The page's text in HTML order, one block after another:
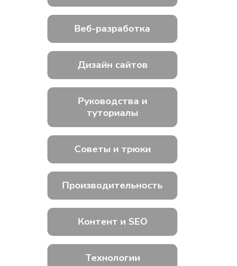
Веб-разработка
Дизайн сайтов
Руководства и
туториалы
Советы и трюки
Производительность
Контент и SEO
Технологии